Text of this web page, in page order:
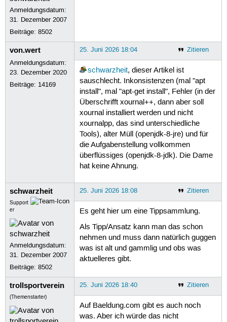
Anmeldungsdatum:
31. Dezember 2007
Beiträge:8502
von.wert
Anmeldungsdatum:
23. Dezember 2020
Beiträge: 14169
Zitieren
25. Juni 2026 18:04
schwarzheit, dieser Artikel ist
sauschlecht. Inkonsistenzen (mal "apt
install", mal "apt-get install", Fehler (in der
Überschrifft xournal++, dann aber soll
xournal installiert werden und nicht
xournalpp, das sind unterschiedliche
Tools), alter Müll (openjdk-8-jre) und für
die Aufgabenstellung vollkommen
überflüssiges (openjdk-8-jdk). Die Dame
hat keine Ahnung.
schwarzheit
Support
er
Anmeldungsdatum:
31. Dezember 2007
Beiträge:8502
Zitieren
25. Juni 2026 18:08
Es geht hier um eine Tippsammlung.
Als Tipp/Ansatz kann man das schon
nehmen und muss dann natürlich guggen
was ist alt und gammlig und obs was
aktuelleres gibt.
trollsportverein
(Themenstarter)
Zitieren
25. Juni 2026 18:40
Auf Baeldung.com gibt es auch noch
was. Aber ich würde das nicht